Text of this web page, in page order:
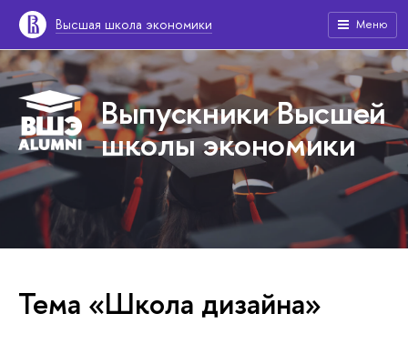
Высшая школа экономики Меню
Выпускники Высшей
школы экономики
Тема «Школа дизайна»